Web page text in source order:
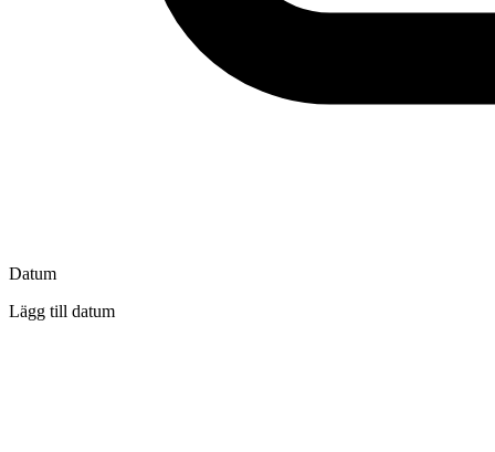
Datum
Lägg till datum